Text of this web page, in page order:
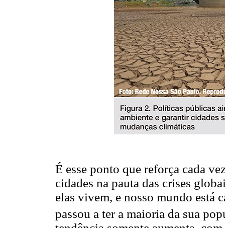
É esse ponto que reforça cada
cidades na pauta das crises
elas vivem, e nosso mundo está
passou a ter a maioria da sua